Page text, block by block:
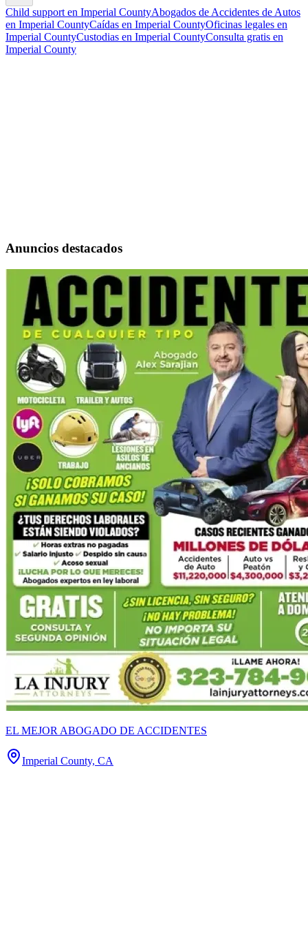
Child support en Imperial CountyAbogados de Accidentes de Autos
en Imperial CountyCaídas en Imperial CountyOficinas legales en
Imperial CountyCustodias en Imperial CountyConsulta gratis en
Imperial County
Anuncios destacados
EL MEJOR ABOGADO DE ACCIDENTES
Imperial County, CA